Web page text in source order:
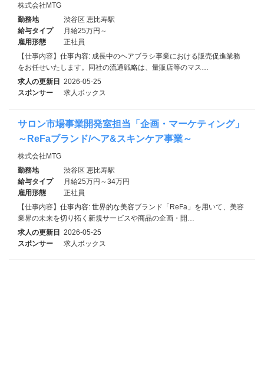
株式会社MTG
勤務地
渋谷区 恵比寿駅
給与タイプ
月給25万円～
雇用形態
正社員
【仕事内容】仕事内容: 成長中のヘアブラシ事業における販売促進業務
をお任せいたします。同社の流通戦略は、量販店等のマス…
求人の更新日 2026-05-25
スポンサー
求人ボックス
サロン市場事業開発室担当「企画・マーケティング」
～ReFaブランド/ヘア&スキンケア事業～
株式会社MTG
勤務地
渋谷区 恵比寿駅
給与タイプ
月給25万円～34万円
雇用形態
正社員
【仕事内容】仕事内容: 世界的な美容ブランド「ReFa」を用いて、美容
業界の未来を切り拓く新規サービスや商品の企画・開…
求人の更新日 2026-05-25
スポンサー
求人ボックス